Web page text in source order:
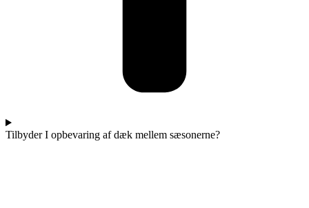
Tilbyder I opbevaring af dæk mellem sæsonerne?